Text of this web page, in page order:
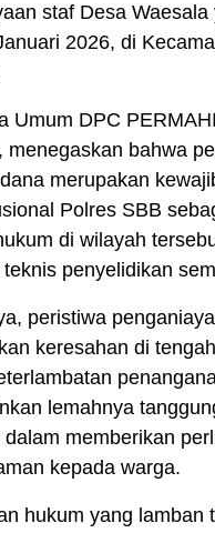
staf Desa
2026, di
Umum DPC
menegaskan bahwa
merupakan
Polres SBB
di wilayah
penyelidikan
peristiwa
keresahan di
lemahnya
dalam memberikan
kepada warga.
hukum yang lamban